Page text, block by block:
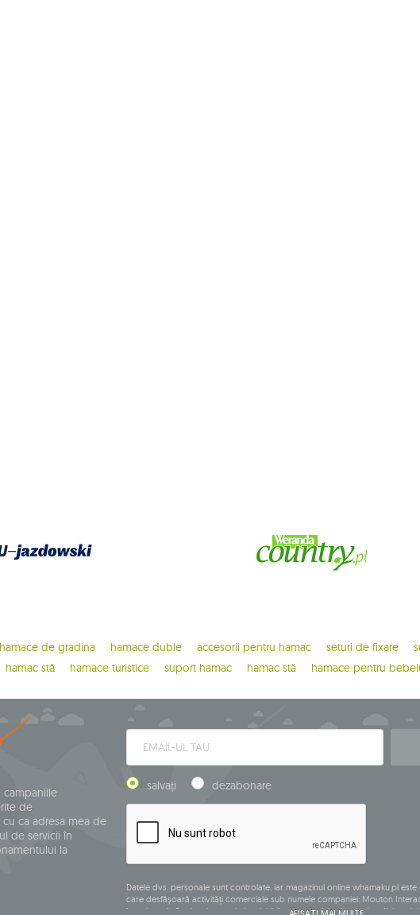
hamace de gradina hamace duble accesorii pentru hamac seturi de fixare
hamac stă hamace turistice suport hamac hamac stă hamace pentru
campaniile
de
ca adresa mea de
de servicii în
la
salvați dezabonare
Datele dvs. personale sunt controlate, iar magazinul online whamaku.pl
care desfășoară activități comerciale sub numele companiei: Mouton
înregistrat în Registrul central al activităților comerciale și având sediul social